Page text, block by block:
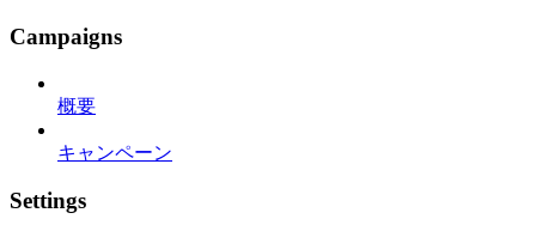
Campaigns
概要
キャンペーン
Settings